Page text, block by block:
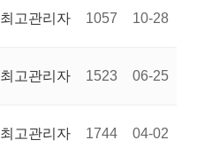
최고관리자 1057 10-28
최고관리자 1523 06-25
최고관리자 1744 04-02